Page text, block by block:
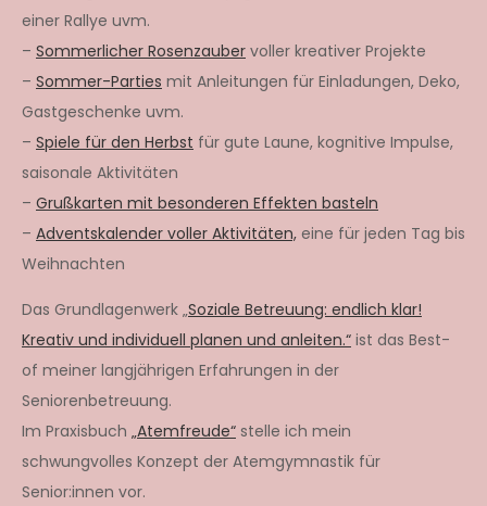
einer Rallye uvm.
– Sommerlicher Rosenzauber voller kreativer Projekte
– Sommer-Parties mit Anleitungen für Einladungen, Deko,
Gastgeschenke uvm.
– Spiele für den Herbst für gute Laune, kognitive Impulse,
saisonale Aktivitäten
– Grußkarten mit besonderen Effekten basteln
– Adventskalender voller Aktivitäten, eine für jeden Tag bis
Weihnachten
Das Grundlagenwerk „Soziale Betreuung: endlich klar!
Kreativ und individuell planen und anleiten.“ ist das Best-
of meiner langjährigen Erfahrungen in der
Seniorenbetreuung.
Im Praxisbuch „Atemfreude“ stelle ich mein
schwungvolles Konzept der Atemgymnastik für
Senior:innen vor.